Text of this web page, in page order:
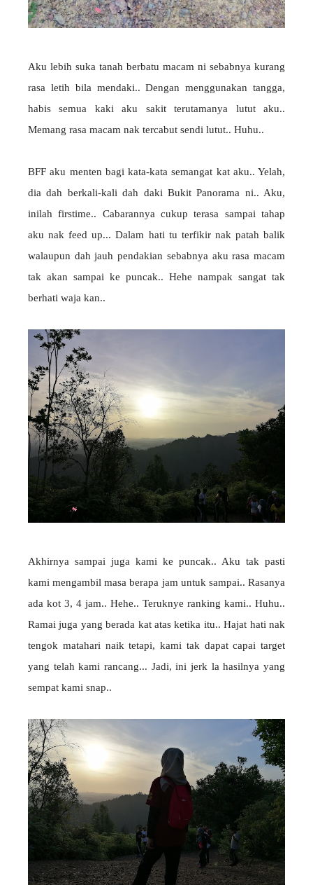
Aku lebih suka tanah berbatu macam ni sebabnya kurang
rasa letih bila mendaki.. Dengan menggunakan tangga,
habis semua kaki aku sakit terutamanya lutut aku..
Memang rasa macam nak tercabut sendi lutut.. Huhu..
BFF aku menten bagi kata-kata semangat kat aku.. Yelah,
dia dah berkali-kali dah daki Bukit Panorama ni.. Aku,
inilah firstime.. Cabarannya cukup terasa sampai tahap
aku nak feed up... Dalam hati tu terfikir nak patah balik
walaupun dah jauh pendakian sebabnya aku rasa macam
tak akan sampai ke puncak.. Hehe nampak sangat tak
berhati waja kan..
Akhirnya sampai juga kami ke puncak.. Aku tak pasti
kami mengambil masa berapa jam untuk sampai.. Rasanya
ada kot 3, 4 jam.. Hehe.. Teruknye ranking kami.. Huhu..
Ramai juga yang berada kat atas ketika itu.. Hajat hati nak
tengok matahari naik tetapi, kami tak dapat capai target
yang telah kami rancang... Jadi, ini jerk la hasilnya yang
sempat kami snap..